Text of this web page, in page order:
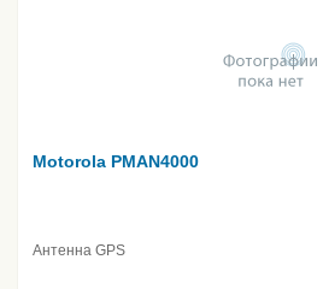
Motorola PMAN4000
Антенна GPS